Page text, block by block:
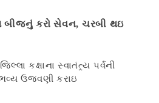
કરો સેવન, ચરબી થઇ